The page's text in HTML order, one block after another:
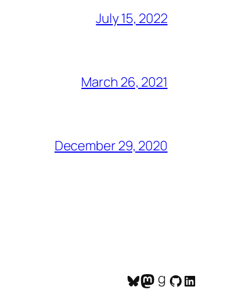
July 15, 2022
March 26, 2021
December 29, 2020
Bluesky
Mastodon
Goodreads
GitHub